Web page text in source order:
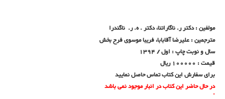
مولفین :دكتر ر. ناگاراتنا، دكتر . ه. ر. ناگندرا
مترجمین : علیرضا آقابابا، فریبا موسوی فرح بخش
سال و نوبت چاپ : اول / 1394
قیمت : 100000 ریال
برای سفارش این کتاب تماس حاصل نمایید
در حال حاضر این کتاب در انبار موجود نمی باشد
.